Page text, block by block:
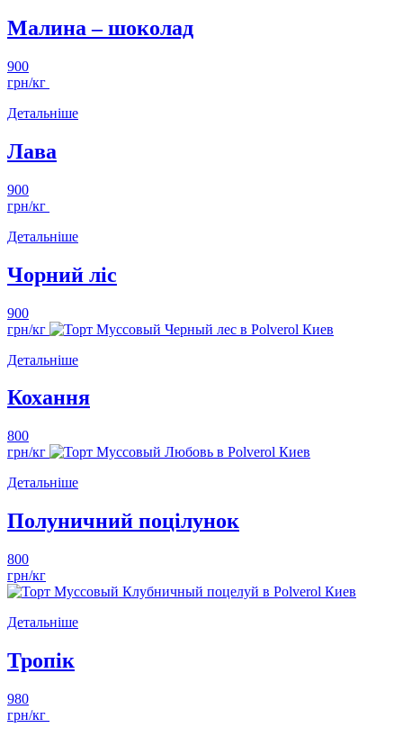
Малина – шоколад
900
грн/кг
Детальніше
Лава
900
грн/кг
Детальніше
Чорний ліс
900
грн/кг
Детальніше
Кохання
800
грн/кг
Детальніше
Полуничний поцілунок
800
грн/кг
Детальніше
Тропік
980
грн/кг